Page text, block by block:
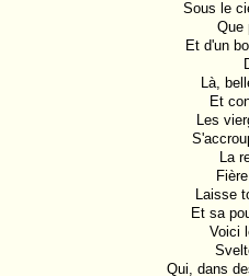
Sous le
Que
Et d'un
Là,
Et
Les
La
Laisse
Et sa
Voici
Qui, dans